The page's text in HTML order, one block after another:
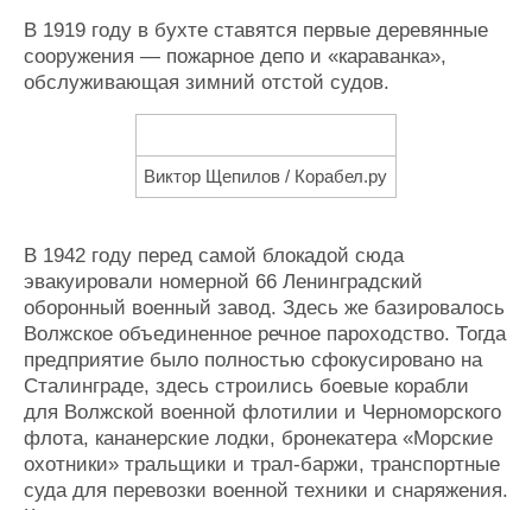
В 1919 году в бухте ставятся первые деревянные
сооружения — пожарное депо и «караванка»,
обслуживающая зимний отстой судов.
Виктор Щепилов / Корабел.ру
В 1942 году перед самой блокадой сюда
эвакуировали номерной 66 Ленинградский
оборонный военный завод. Здесь же базировалось
Волжское объединенное речное пароходство. Тогда
предприятие было полностью сфокусировано на
Сталинграде, здесь строились боевые корабли
для Волжской военной флотилии и Черноморского
флота, кананерские лодки, бронекатера «Морские
охотники» тральщики и трал-баржи, транспортные
суда для перевозки военной техники и снаряжения.